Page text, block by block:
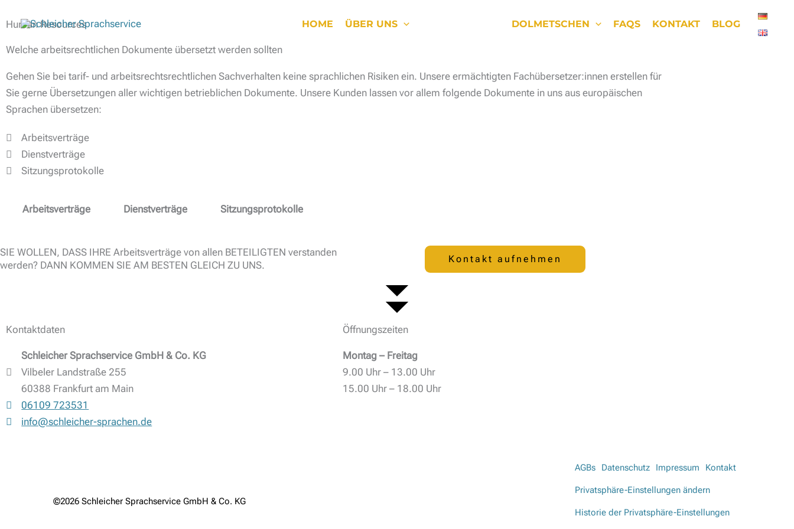
Inhalt
HOME ÜBER UNS DOLMETSCHEN FAQS KONTAKT BLOG
Human Resources
Welche arbeitsrechtlichen Dokumente übersetzt werden sollten
Gehen Sie bei tarif- und arbeitsrechtsrechtlichen Sachverhalten keine sprachlichen Risiken ein. Unsere ermächtigten Fachübersetzer:innen erstellen für
Sie gerne Übersetzungen aller wichtigen betrieblichen Dokumente. Unsere Kunden lassen vor allem folgende Dokumente in uns aus europäischen
Sprachen übersetzen:
Arbeitsverträge
Dienstverträge
Sitzungsprotokolle
Arbeitsverträge Dienstverträge Sitzungsprotokolle
SIE WOLLEN, DASS IHRE Arbeitsverträge von allen BETEILIGTEN verstanden
werden? DANN KOMMEN SIE AM BESTEN GLEICH ZU UNS.
Kontakt aufnehmen
Kontaktdaten
Schleicher Sprachservice GmbH & Co. KG
Vilbeler Landstraße 255
60388 Frankfurt am Main
06109 723531
info@schleicher-sprachen.de
Öffnungszeiten
Montag – Freitag
9.00 Uhr – 13.00 Uhr
15.00 Uhr – 18.00 Uhr
©2026 Schleicher Sprachservice GmbH & Co. KG
AGBs Datenschutz Impressum Kontakt
Privatsphäre-Einstellungen ändern
Historie der Privatsphäre-Einstellungen